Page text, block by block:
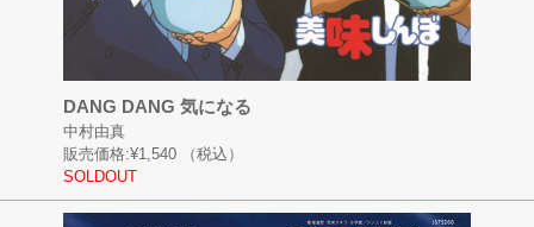
DANG DANG 気になる
中村由真
販売価格:¥1,540
（税込）
SOLDOUT